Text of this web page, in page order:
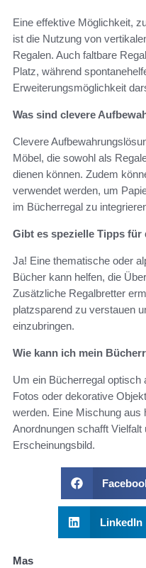
Eine effektive Möglichkeit,
ist die Nutzung von
Regalen. Auch faltbare
Platz, während
Erweiterungsmöglichkeit
Was sind clevere
Clevere
Möbel, die sowohl als
dienen können. Zudem
verwendet werden, um
im Bücherregal zu
Gibt es spezielle Tipps
Ja! Eine thematische oder
Bücher kann helfen, die
Zusätzliche Regalbretter
platzsparend zu verstauen
einzubringen.
Wie kann ich mein
Um ein Bücherregal optisch
Fotos oder dekorative
werden. Eine Mischung aus
Anordnungen schafft Vielfalt
Erscheinungsbild.
LinkedIn
Mas